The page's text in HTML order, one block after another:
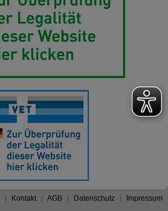
Kontakt AGB Datenschutz Impressum